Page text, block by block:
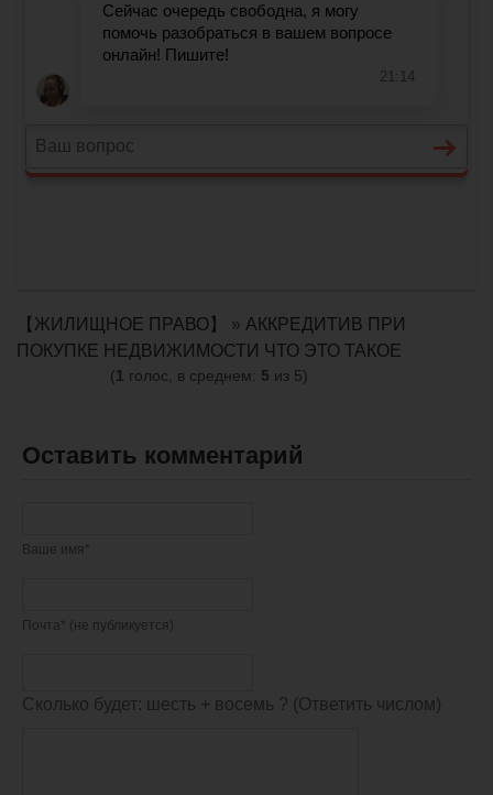
【ЖИЛИЩНОЕ ПРАВО】 » АККРЕДИТИВ ПРИ
ПОКУПКЕ НЕДВИЖИМОСТИ ЧТО ЭТО ТАКОЕ
(1 голос, в среднем: 5 из 5)
Оставить комментарий
Ваше имя*
Почта* (не публикуется)
Сколько будет: шесть + восемь ? (Ответить числом)